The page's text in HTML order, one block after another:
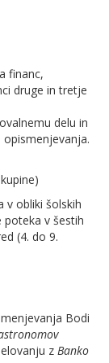
financ,
druge in tretje
delu in
v obliki šolskih
v šestih
(4. do 9.
Bodi
z Banko